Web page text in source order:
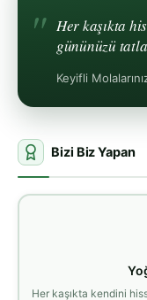
Her kaşıkta
gününüzü
Keyifli
Bizi Biz Yapan
Her kaşıkta kendini